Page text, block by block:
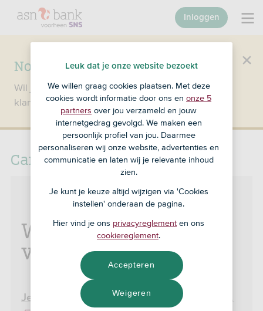
Nog geen klant bij SNS?
Wil je een product openen en ben je nog geen
klant bij SNS? Ga dan naar ASN Bank .
Inloggen
Caravanschade melden
Welke caravan-
verzekering heb je?
Je hebt een caravanverzekering bij a.s.r.
Leuk dat je onze website bezoekt
We willen graag cookies plaatsen. Met deze
cookies wordt informatie door ons en onze 5
partners over jou verzameld en jouw
internetgedrag gevolgd. We maken een
persoonlijk profiel van jou. Daarmee
personaliseren wij onze website, advertenties en
communicatie en laten wij je relevante inhoud
zien.
Je kunt je keuze altijd wijzigen via 'Cookies
instellen' onderaan de pagina.
Hier vind je ons privacyreglement en ons
cookiereglement.
Weigeren
Accepteren